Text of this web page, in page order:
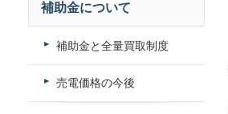
補助金について
補助金と全量買取制度
売電価格の今後